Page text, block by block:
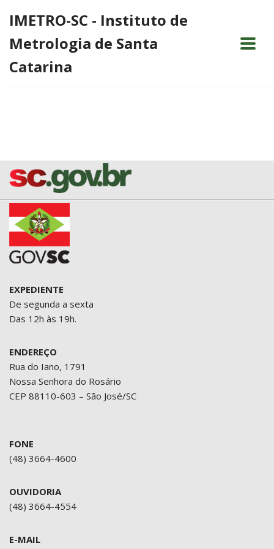
para
o
IMETRO-SC - Instituto de
Metrologia de Santa
Catarina
EXPEDIENTE
De segunda a sexta
Das 12h às 19h.
ENDEREÇO
Rua do Iano, 1791
Nossa Senhora do Rosário
CEP 88110-603 – São José/SC
FONE
(48) 3664-4600
OUVIDORIA
(48) 3664-4554
E-MAIL